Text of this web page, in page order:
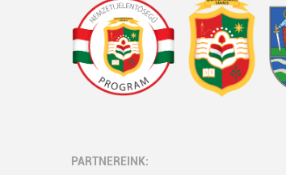
PARTNEREINK: